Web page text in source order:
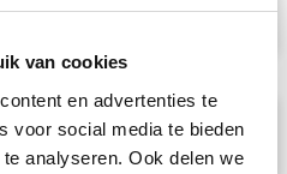
van cookies
en advertenties te
voor social media te bieden
analyseren. Ook delen we